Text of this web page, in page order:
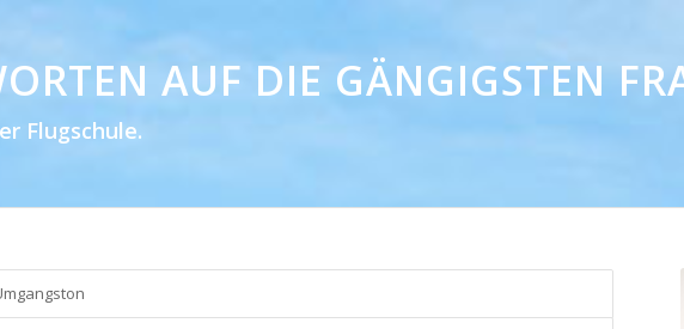
AUF DIE GÄNGIGSTEN
Flugschule.